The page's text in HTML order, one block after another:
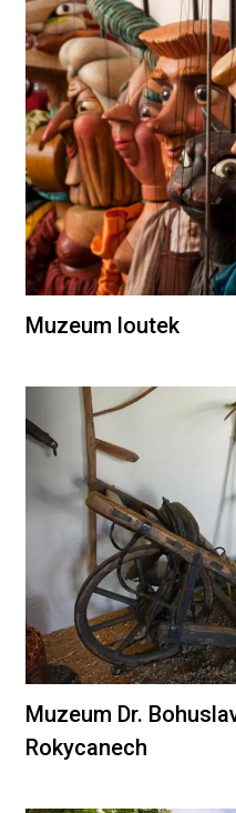
Muzeum loutek
Muzeum Dr.
Rokycanech